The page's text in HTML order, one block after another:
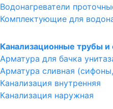
Водонагреватели
Комплектующие для
Канализационные трубы и
Арматура для бачка
Арматура сливная
Канализация внутренняя
Канализация наружная